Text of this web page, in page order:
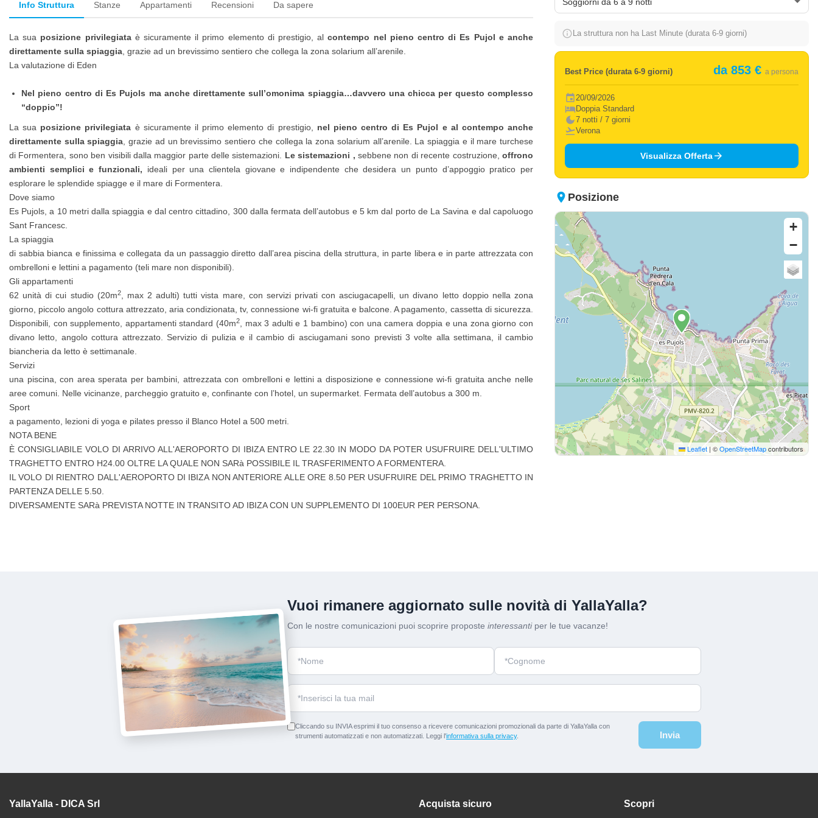
Info Struttura Stanze Appartamenti Recensioni Da sapere
La sua posizione privilegiataè sicuramente il primo elemento di prestigio, alcontempo nel pieno centro di Es Pujol e anche
direttamente sulla spiaggia , grazie ad un brevissimo sentiero che collega la zona solarium all’arenile.
La valutazione di Eden
Nel pieno centro di Es Pujols ma anche direttamente sull’omonima spiaggia…davvero una chicca per questo complesso
“doppio”!
La sua posizione privilegiata è sicuramente il primo elemento di prestigio, nel pieno centro di Es Pujol e al contempo anche
direttamente sulla spiaggia , grazie ad un brevissimo sentiero che collega la zona solarium all’arenile. La spiaggia e il mare turchese
di Formentera, sono ben visibili dalla maggior parte delle sistemazioni. Le sistemazioni ,sebbene non di recente costruzione,offrono
ambienti semplici e funzionali, ideali per una clientela giovane e indipendente che desidera un punto d’appoggio pratico per
esplorare le splendide spiagge e il mare di Formentera.
Dove siamo
Es Pujols, a 10 metri dalla spiaggia e dal centro cittadino, 300 dalla fermata dell’autobus e 5 km dal porto de La Savina e dal capoluogo
Sant Francesc.
La spiaggia
di sabbia bianca e finissima e collegata da un passaggio diretto dall’area piscina della struttura, in parte libera e in parte attrezzata con
ombrelloni e lettini a pagamento (teli mare non disponibili).
Gli appartamenti
62 unità di cui studio (20m2, max 2 adulti) tutti vista mare, con servizi privati con asciugacapelli, un divano letto doppio nella zona
giorno, piccolo angolo cottura attrezzato, aria condizionata, tv, connessione wi-fi gratuita e balcone. A pagamento, cassetta di sicurezza.
Disponibili, con supplemento, appartamenti standard (40m2
, max 3 adulti e 1 bambino) con una camera doppia e una zona giorno con
divano letto, angolo cottura attrezzato. Servizio di pulizia e il cambio di asciugamani sono previsti 3 volte alla settimana, il cambio
biancheria da letto è settimanale.
Servizi
una piscina, con area sperata per bambini, attrezzata con ombrelloni e lettini a disposizione e connessione wi-fi gratuita anche nelle
aree comuni. Nelle vicinanze, parcheggio gratuito e, confinante con l’hotel, un supermarket. Fermata dell’autobus a 300 m.
Sport
a pagamento, lezioni di yoga e pilates presso il Blanco Hotel a 500 metri.
NOTA BENE
È CONSIGLIABILE VOLO DI ARRIVO ALL'AEROPORTO DI IBIZA ENTRO LE 22.30 IN MODO DA POTER USUFRUIRE DELL'ULTIMO
TRAGHETTO ENTRO H24.00 OLTRE LA QUALE NON SARà POSSIBILE IL TRASFERIMENTO A FORMENTERA.
IL VOLO DI RIENTRO DALL'AEROPORTO DI IBIZA NON ANTERIORE ALLE ORE 8.50 PER USUFRUIRE DEL PRIMO TRAGHETTO IN
PARTENZA DELLE 5.50.
DIVERSAMENTE SARà PREVISTA NOTTE IN TRANSITO AD IBIZA CON UN SUPPLEMENTO DI 100EUR PER PERSONA.
info_outline La struttura non ha Last Minute (durata 6-9 giorni)
Best Price (durata 6-9 giorni) da 853 € a persona
event20/09/2026
hotelDoppia Standard
dark_mode7 notti / 7 giorni
flight_takeoffVerona
Visualizza Offertaarrow_forward
place Posizione
+
−
Leaflet | ©OpenStreetMapcontributors
Vuoi rimanere aggiornato sulle novità di YallaYalla?
Con le nostre comunicazioni puoi scoprire proposte interessantiper le tue vacanze!
Cliccando su INVIA esprimi il tuo consenso a ricevere comunicazioni promozionali da parte di YallaYalla con
strumenti automatizzati e non automatizzati. Leggi l'informativa sulla privacy. Invia
YallaYalla - DICA Srl Acquista sicuro Scopri